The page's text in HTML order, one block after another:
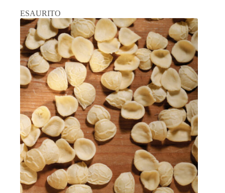
ESAURITO